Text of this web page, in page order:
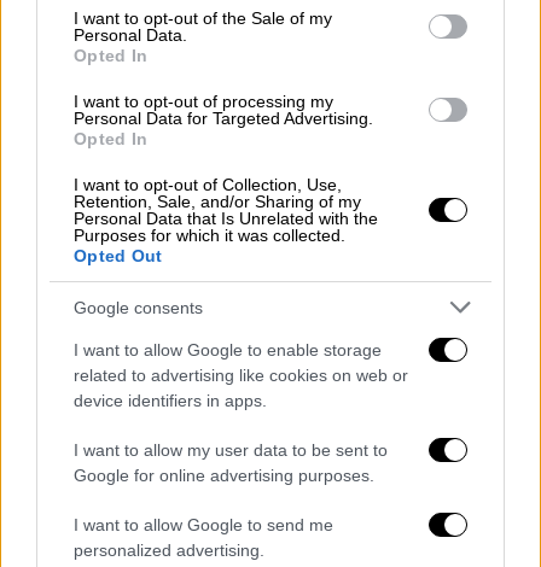
consent section.
I want to opt-out of the Sale of my
Personal Data.
Opted In
I want to opt-out of processing my
Personal Data for Targeted Advertising.
Opted In
I want to opt-out of Collection, Use,
Retention, Sale, and/or Sharing of my
Personal Data that Is Unrelated with the
Purposes for which it was collected.
Opted Out
Google consents
I want to allow Google to enable storage
related to advertising like cookies on web or
device identifiers in apps.
I want to allow my user data to be sent to
Google for online advertising purposes.
I want to allow Google to send me
personalized advertising.
μπορούν να ξεπεράσουν τα κόμπλεξ τους
Προκλητικός Τσαβούσογλου: Οι Έλληνες δε
μπορούν να ξεπεράσουν τα κόμπλεξ τους
Αναφερόμενος στον 63ο γύρο των
διερευνητικών επαφών με την Ελλάδα τις
επόμενες ημέρες,
Τσαβούσογλουδήλωσε: «Υπάρχουν
διαφωνίες μεταξύ μας, αλλά θα ήθελα να πω
κι αυτό. Δεν είμαστε μια χώρα που απαντά
στην Ελλάδα κάθε μέρα, δεν είμαστε μια
κομπλεξική χώρα. Είμαστε μια μεγάλη χώρα,
είμαστε η χώρα, τοκράτος ενός μεγάλους
επιτίθενται στηΤουρκία ο ΥΠΕΞτους και οι
υπόλοιποι. Δείτε τις διμερείς συναντήσεις,
πήγαμε εκεί και μιλήσαμε για την
Τουρκία
Τουρκίαείναι έτσι, η